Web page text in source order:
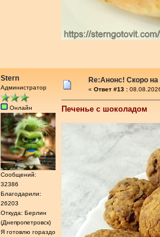
Stern
Администратор
Онлайн
Сообщений:
32386
Благодарили:
26203
Откуда: Берлин
(Днепропетровск)
Я готовлю гораздо
Re:Анонс! Скоро
« Ответ #13 :
Печенье с шоколадом